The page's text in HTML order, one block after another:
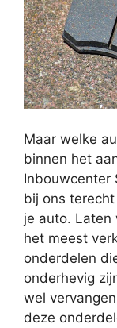
Maar welke
binnen het
Inbouwcenter
bij ons
je auto. Laten
het meest
onderdelen
onderhevig
wel
deze